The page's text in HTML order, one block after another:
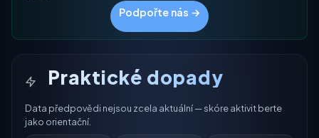
Podpořte nás →
Praktické dopady
Data předpovědi nejsou zcela aktuální — skóre aktivit berte
jako orientační.